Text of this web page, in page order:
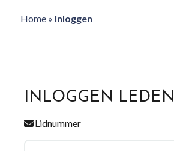
Home» Inloggen
INLOGGEN LEDEN
Lidnummer